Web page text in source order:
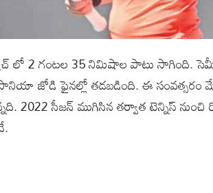
లో 2 గంటల 35 నిమిషాల పాటు సాగింది.
జోడి ఫైనల్లో తడబడింది. ఈ సంవత్సరం
2022 సీజన్ ముగిసిన తర్వాత టెన్నిస్